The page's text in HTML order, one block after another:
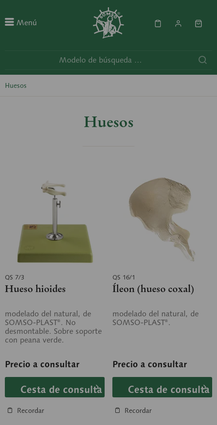
Menú
Huesos
Huesos
QS 7/3
Hueso hioides
modelado del natural, de
SOMSO-PLAST®. No
desmontable. Sobre soporte
con peana verde.
Precio a consultar
Cesta de consulta
Recordar
QS 16/1
Íleon (hueso coxal)
modelado del natural, de
SOMSO-PLAST®.
Precio a consultar
Cesta de consulta
Recordar